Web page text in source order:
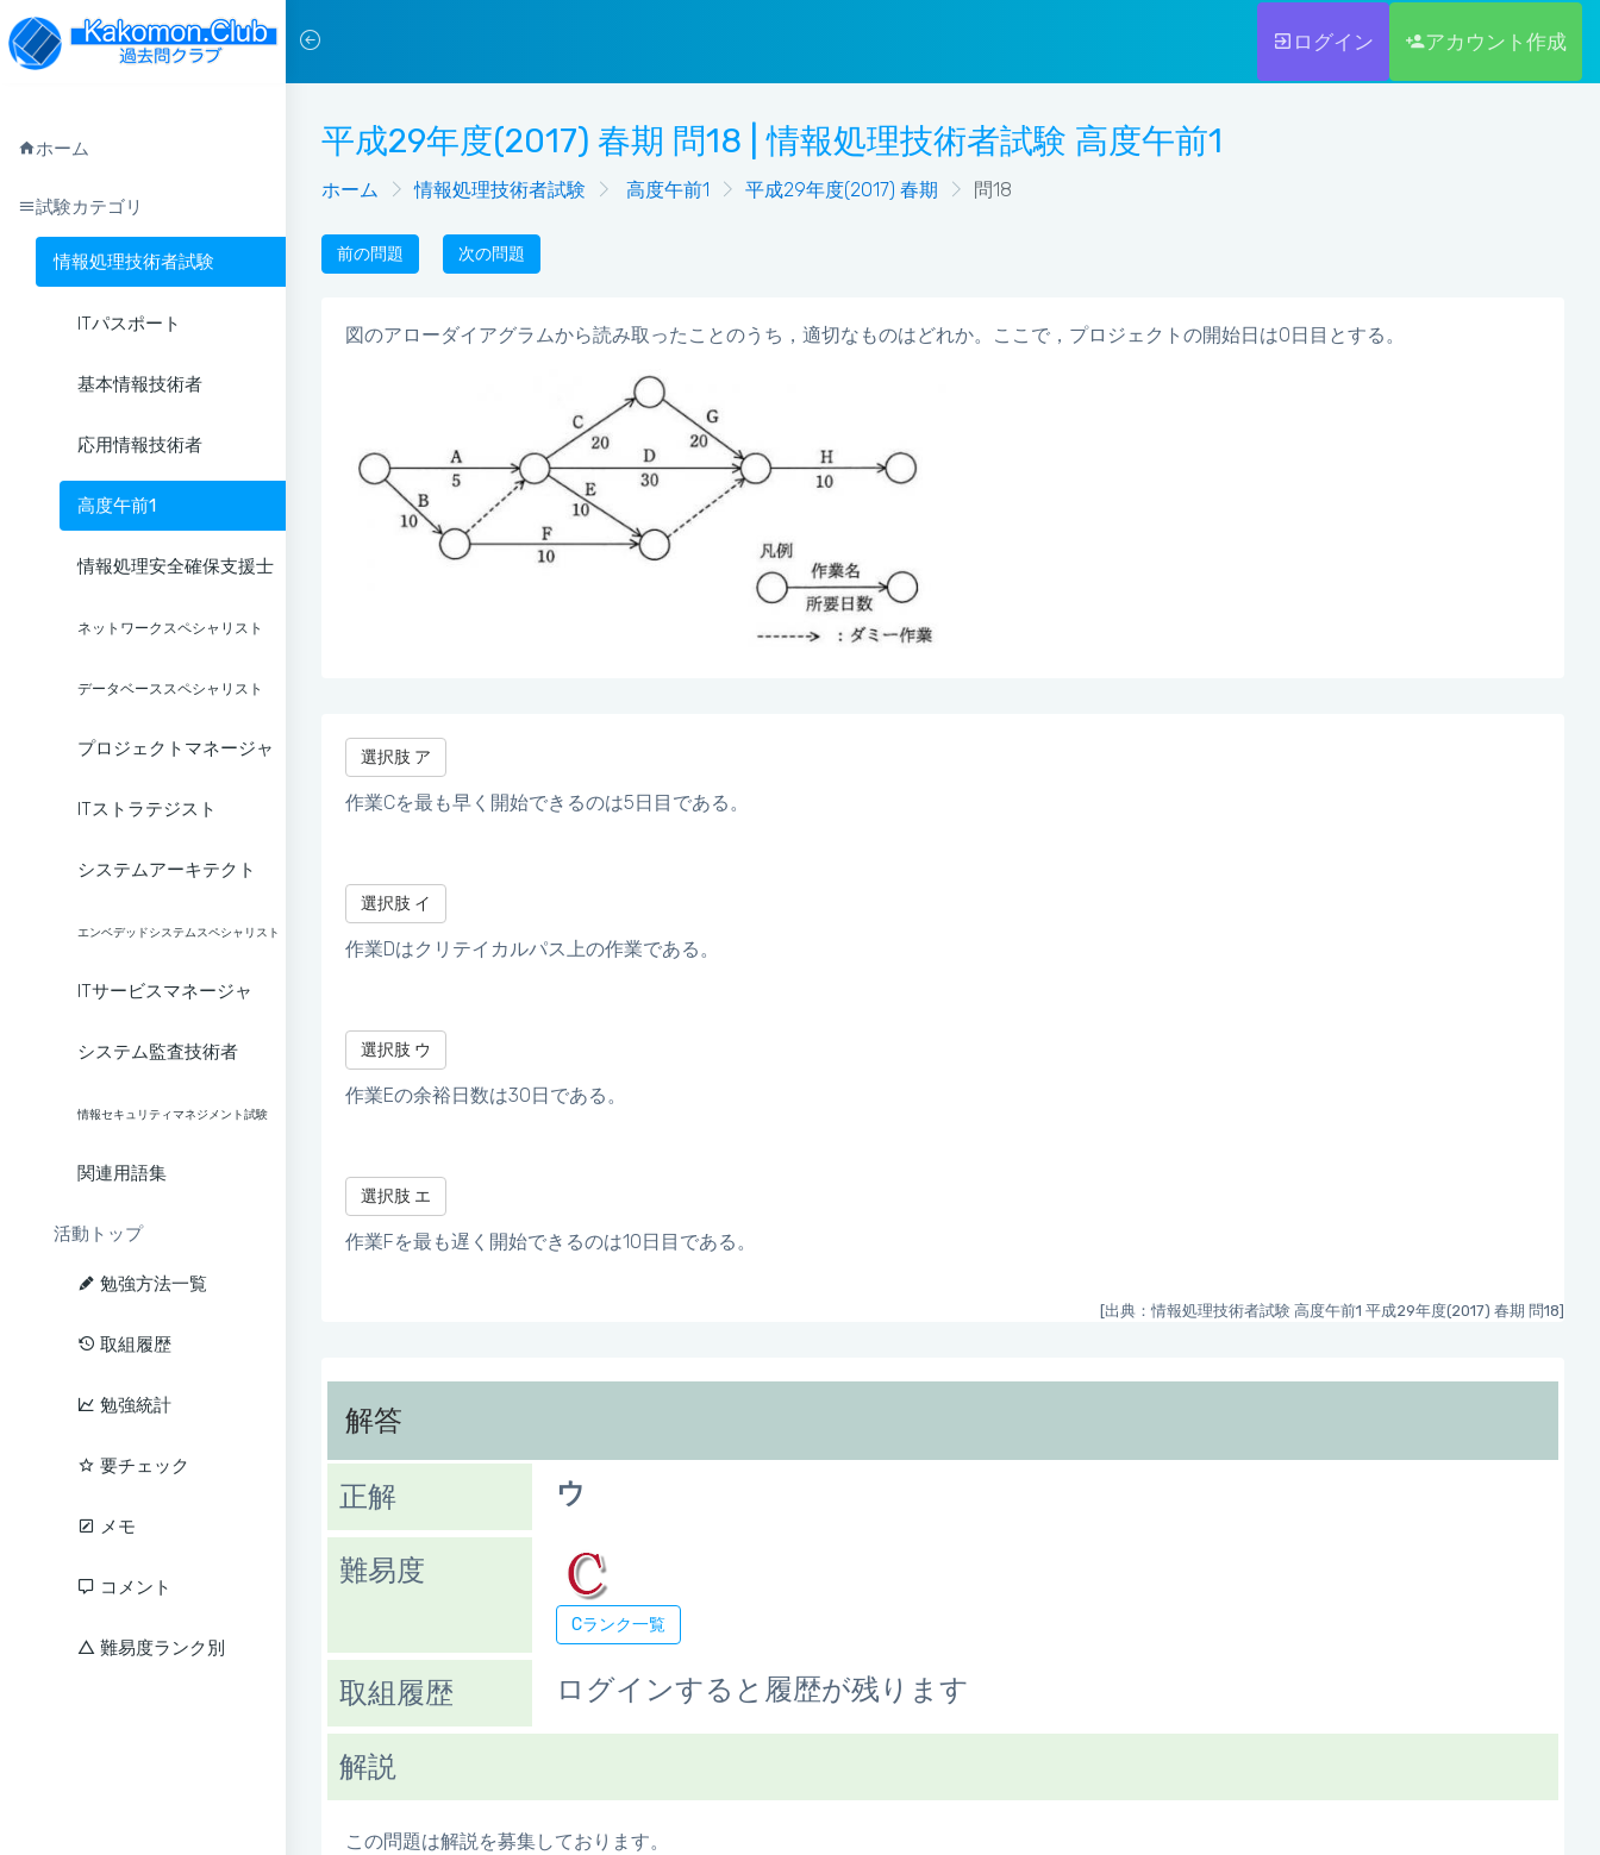
ログイン アカウント作成
ホーム
試験カテゴリ
情報処理技術者試験
ITパスポート
基本情報技術者
応用情報技術者
高度午前1
情報処理安全確保支援士
ネットワークスペシャリスト
データベーススペシャリスト
プロジェクトマネージャ
ITストラテジスト
システムアーキテクト
エンベデッドシステムスペシャリスト
ITサービスマネージャ
システム監査技術者
情報セキュリティマネジメント試験
関連用語集
活動トップ
勉強方法一覧
取組履歴
勉強統計
要チェック
メモ
コメント
難易度ランク別
平成29年度(2017) 春期 問18 | 情報処理技術者試験 高度午前1
ホーム 情報処理技術者試験 高度午前1 平成29年度(2017) 春期 問18
前の問題 次の問題
図のアローダイアグラムから読み取ったことのうち，適切なものはどれか。ここで，プロジェクトの開始日は0日目とする。
選択肢 ア
作業Cを最も早く開始できるのは5日目である。
選択肢 イ
作業Dはクリテイカルパス上の作業である。
選択肢 ウ
作業Eの余裕日数は30日である。
選択肢 エ
作業Fを最も遅く開始できるのは10日目である。
[出典：情報処理技術者試験 高度午前1 平成29年度(2017) 春期 問18]
解答
正解 ウ
難易度
Cランク一覧
取組履歴 ログインすると履歴が残ります
解説
この問題は解説を募集しております。